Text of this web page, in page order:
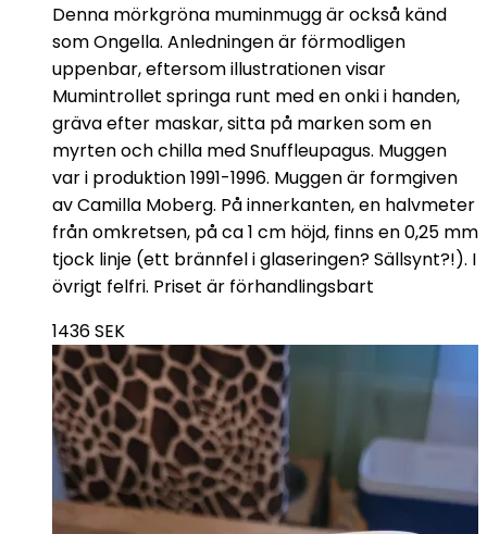
Denna mörkgröna muminmugg är också känd
som Ongella. Anledningen är förmodligen
uppenbar, eftersom illustrationen visar
Mumintrollet springa runt med en onki i handen,
gräva efter maskar, sitta på marken som en
myrten och chilla med Snuffleupagus. Muggen
var i produktion 1991-1996. Muggen är formgiven
av Camilla Moberg. På innerkanten, en halvmeter
från omkretsen, på ca 1 cm höjd, finns en 0,25 mm
tjock linje (ett brännfel i glaseringen? Sällsynt?!). I
övrigt felfri. Priset är förhandlingsbart
1436SEK